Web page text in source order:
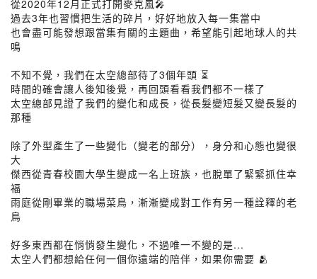
從2020年12月正式打開麥克風🎤
過去3年也習慣把生活的碎片，好好地放入每一集當中
也會盡可能發想跟當集有關的主題曲，希望能引起地球人的共
鳴
不知不覺，我們在太空總部待了3個年頭 ⏳
時間的確會讓人後知後覺，再回頭看看我們都不一樣了
太空總部見證了我們的變化和成長，從長髮變短髮又變長髮的
那種
除了外型產生了一些變化（變老的部分），身分和心態也變很
大
傑西從青春校園大學生變成一名上班族，也脫單了緊緊抓住幸
福
雨庭從剛畢業的職場菜鳥，漸漸變成對工作有另一種詮釋的老
鳥
好多東西都在悄悄發生變化，不過唯一不變的是...
太空人們都想給任何一個你遠端的陪伴，如果你需要 🫂